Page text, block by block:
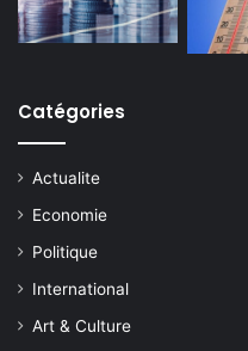
Catégories
Actualite
Economie
Politique
International
Art & Culture